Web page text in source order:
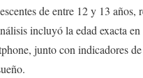
de entre 12 y 13 años,
incluyó la edad exacta
junto con indicadores